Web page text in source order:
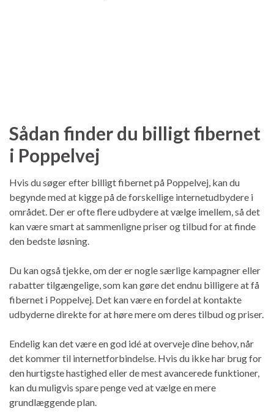
Sådan finder du billigt fibernet
i Poppelvej
Hvis du søger efter billigt fibernet på Poppelvej, kan du
begynde med at kigge på de forskellige internetudbydere i
området. Der er ofte flere udbydere at vælge imellem, så det
kan være smart at sammenligne priser og tilbud for at finde
den bedste løsning.
Du kan også tjekke, om der er nogle særlige kampagner eller
rabatter tilgængelige, som kan gøre det endnu billigere at få
fibernet i Poppelvej. Det kan være en fordel at kontakte
udbyderne direkte for at høre mere om deres tilbud og priser.
Endelig kan det være en god idé at overveje dine behov, når
det kommer til internetforbindelse. Hvis du ikke har brug for
den hurtigste hastighed eller de mest avancerede funktioner,
kan du muligvis spare penge ved at vælge en mere
grundlæggende plan.